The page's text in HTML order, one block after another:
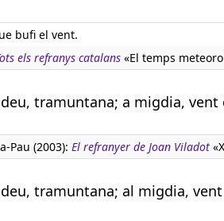
bufi el vent.
els refranys catalans «El temps
tramuntana; a migdia,
Pau (2003): El refranyer de Joan Viladot
tramuntana; al migdia,